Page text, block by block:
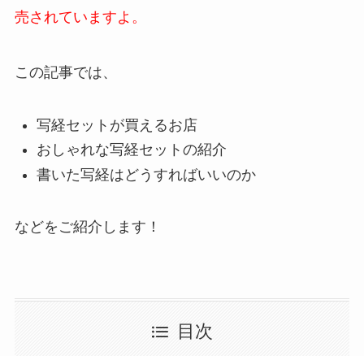
売されていますよ。
この記事では、
写経セットが買えるお店
おしゃれな写経セットの紹介
書いた写経はどうすればいいのか
などをご紹介します！
目次